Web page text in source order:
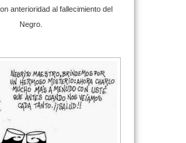
anterioridad al fallecimiento del
Negro.